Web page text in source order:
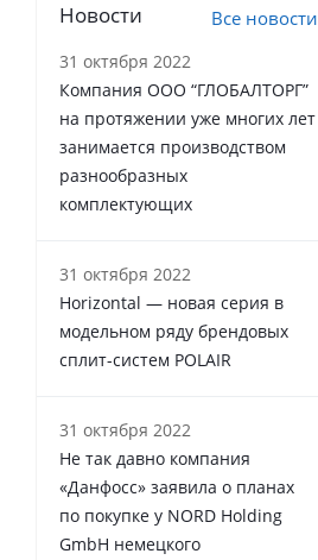
Новости Все новости
31 октября 2022
Компания ООО “ГЛОБАЛТОРГ”
на протяжении уже многих лет
занимается производством
разнообразных
комплектующих
31 октября 2022
Horizontal — новая серия в
модельном ряду брендовых
сплит-систем POLAIR
31 октября 2022
Не так давно компания
«Данфосс» заявила о планах
по покупке у NORD Holding
GmbH немецкого